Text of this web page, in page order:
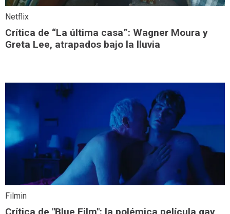
Netflix
Crítica de “La última casa”: Wagner Moura y
Greta Lee, atrapados bajo la lluvia
Filmin